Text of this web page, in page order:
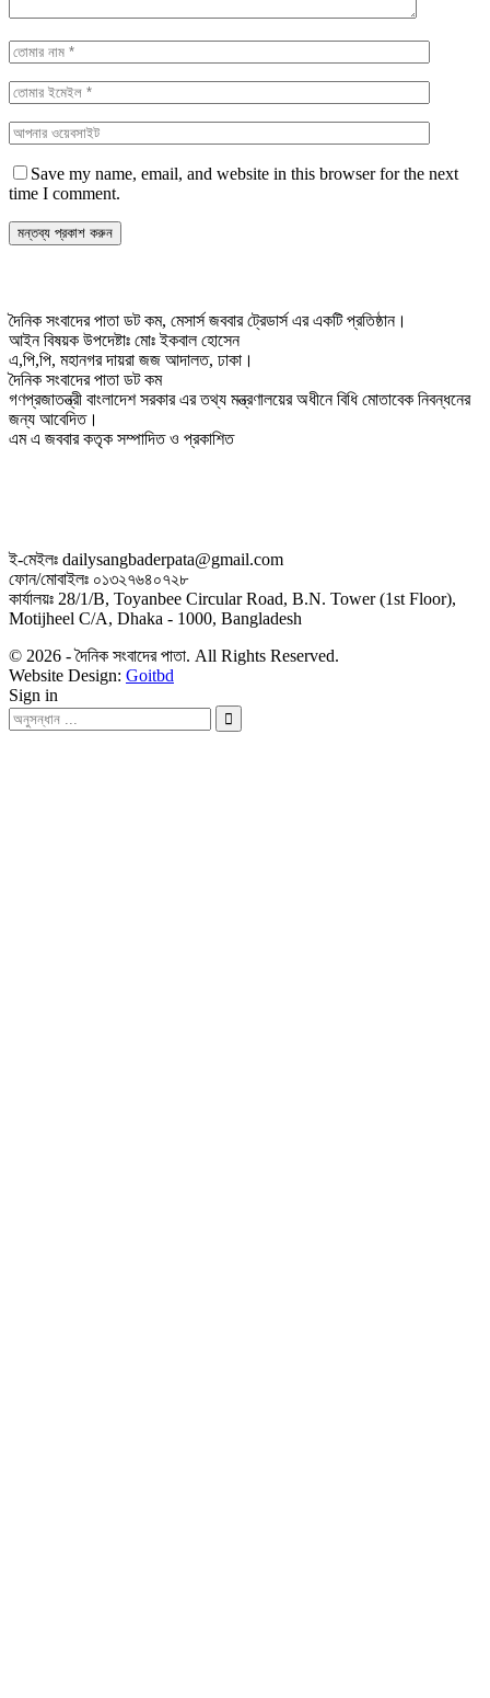
Save my name, email, and website in this browser for the next
time I comment.
দৈনিক সংবাদের পাতা ডট কম, মেসার্স জববার ট্রেডার্স এর একটি প্রতিষ্ঠান।
আইন বিষয়ক উপদেষ্টাঃ মোঃ ইকবাল হোসেন
এ,পি,পি, মহানগর দায়রা জজ আদালত, ঢাকা।
দৈনিক সংবাদের পাতা ডট কম
গণপ্রজাতন্ত্রী বাংলাদেশ সরকার এর তথ্য মন্ত্রণালয়ের অধীনে বিধি মোতাবেক নিবন্ধনের
জন্য আবেদিত।
এম এ জববার কতৃক সম্পাদিত ও প্রকাশিত
ই-মেইলঃ dailysangbaderpata@gmail.com
ফোন/মোবাইলঃ ০১৩২৭৬৪০৭২৮
কার্যালয়ঃ 28/1/B, Toyanbee Circular Road, B.N. Tower (1st Floor),
Motijheel C/A, Dhaka - 1000, Bangladesh
© 2026 - দৈনিক সংবাদের পাতা. All Rights Reserved.
Website Design: Goitbd
Sign in